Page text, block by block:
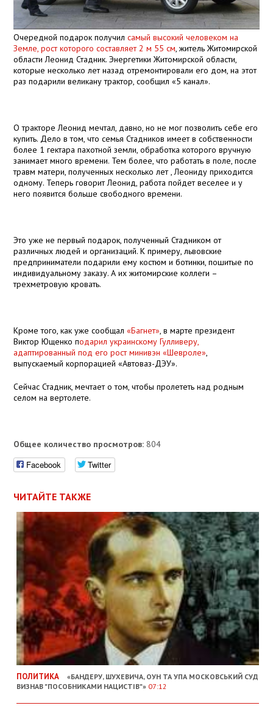
Очередной подарок получилсамый высокий человеком на
Земле, рост которого составляет2 м 55 см, житель Житомирской
области Леонид Стадник. Энергетики Житомирской области,
которые несколько лет назад отремонтировали его дом, на этот
раз подарили великану трактор, сообщил «5 канал».
О тракторе Леонид мечтал, давно, но не мог позволить себе его
купить. Дело в том, что семья Стадников имеет в собственности
более 1 гектара пахотной земли, обработка которого вручную
занимает много времени. Тем более, что работать в поле, после
травм матери, полученных несколько лет , Леониду приходится
одному. Теперь говорит Леонид, работа пойдет веселее и у
него появится больше свободного времени.
Это уже не первый подарок, полученный Стадником от
различных людей и организаций. К примеру, львовские
предприниматели подарили ему костюм и ботинки, пошитые по
индивидуальному заказу. А их житомирские коллеги –
трехметровую кровать.
Кроме того, как уже сообщал«Багнет», в марте президент
Виктор Ющенко подарил украинскому Гулливеру,
адаптированный под его рост минивэн «Шевроле»,
выпускаемый корпорацией «Автоваз-ДЭУ».
Сейчас Стадник, мечтает о том, чтобы пролететь над родным
селом на вертолете.
Общее количество просмотров: 804
Facebook Twitter
ЧИТАЙТЕ ТАКЖЕ
ПОЛИТИКА
«БАНДЕРУ, ШУХЕВИЧА, ОУН ТА УПА МОСКОВСЬКИЙ СУД
ВИЗНАВ "ПОСОБНИКАМИ НАЦИСТІВ"» 07:12